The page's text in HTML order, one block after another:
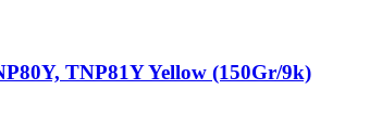
TNP81Y Yellow (150Gr/9k)